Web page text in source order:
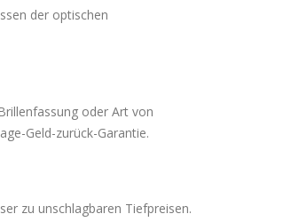
der optischen
oder Art von
Geld-zurück-Garantie.
zu unschlagbaren Tiefpreisen.